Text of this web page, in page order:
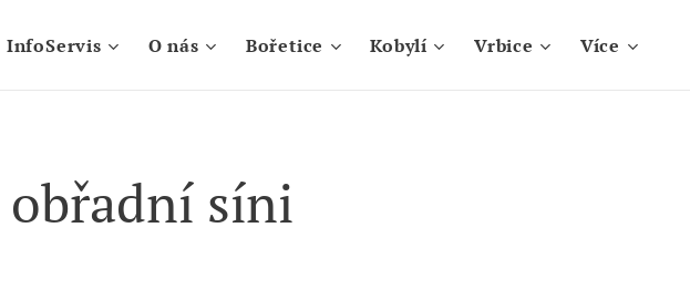
InfoServis O nás Bořetice Kobylí Vrbice Více
obřadní síni